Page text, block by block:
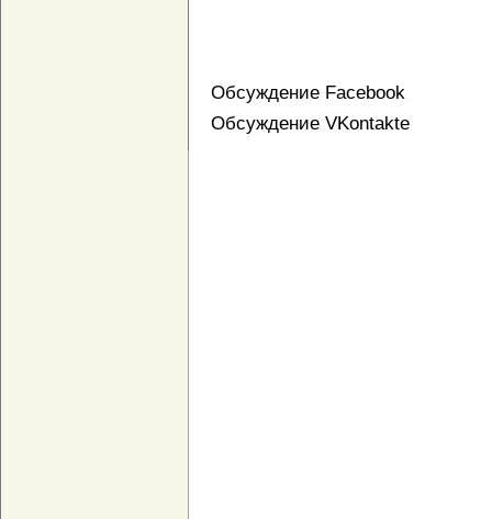
Обсуждение Facebook
Обсуждение VKontakte